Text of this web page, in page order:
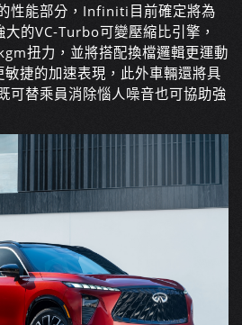
性能部分，Infiniti目前確定將為
的VC-Turbo可變壓縮比引擎，
扭力，並將搭配換檔邏輯更運動
捷的加速表現，此外車輛還將具
可替乘員消除惱人噪音也可協助強